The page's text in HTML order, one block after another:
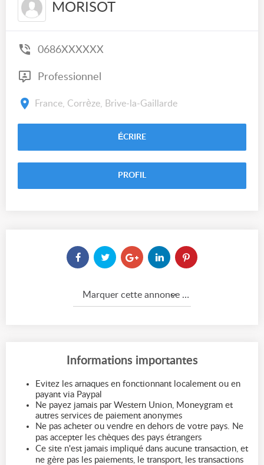
MORISOT
0686XXXXXX
Professionnel
France, Corrèze, Brive-la-Gaillarde
ÉCRIRE
PROFIL
Marquer cette annonce comme...
Informations importantes
Evitez les arnaques en fonctionnant localement ou en
payant via Paypal
Ne payez jamais par Western Union, Moneygram et
autres services de paiement anonymes
Ne pas acheter ou vendre en dehors de votre pays. Ne
pas accepter les chèques des pays étrangers
Ce site n'est jamais impliqué dans aucune transaction, et
ne gère pas les paiements, le transport, les transactions